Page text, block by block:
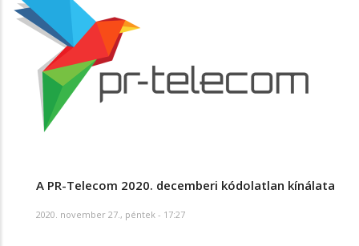
A PR-Telecom 2020. decemberi kódolatlan kínálata
2020. november 27., péntek - 17:27